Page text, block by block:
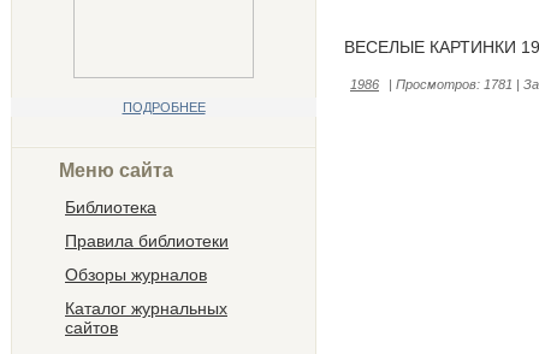
ПОДРОБНЕЕ
Меню сайта
Библиотека
Правила библиотеки
Обзоры журналов
Каталог журнальных
сайтов
ВЕСЕЛЫЕ КАРТИНКИ
1986 | Просмотров: 1781 |